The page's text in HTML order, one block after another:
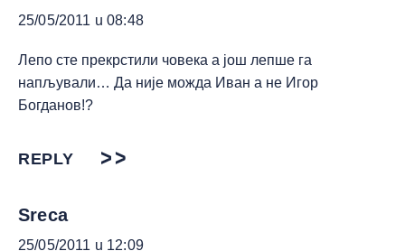
25/05/2011 u 08:48
Лепо сте прекрстили човека а још лепше га
напљували… Да није можда Иван а не Игор
Богданов!?
REPLY
Sreca
25/05/2011 u 12:09